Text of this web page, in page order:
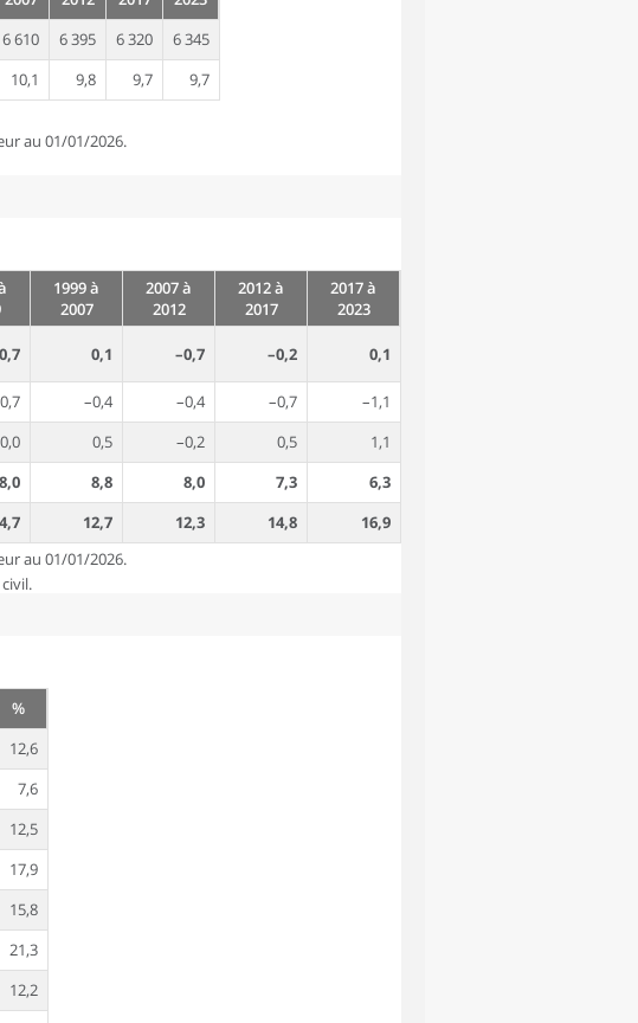
6 610 6 395 6 320
6 345
10,1 9,8 9,7
9,7
au 01/01/2026.
1999 à
2007
2007 à
2012
2012 à
2017
2017 à
2023
0,1 –0,7 –0,2 0,1
–0,4 –0,4 –0,7
–1,1
0,0 0,5 –0,2 0,5
1,1
8,0 8,8 8,0 7,3
6,3
12,7 12,3 14,8
16,9
au 01/01/2026.
%
12,6
7,6
12,5
17,9
15,8
21,3
12,2